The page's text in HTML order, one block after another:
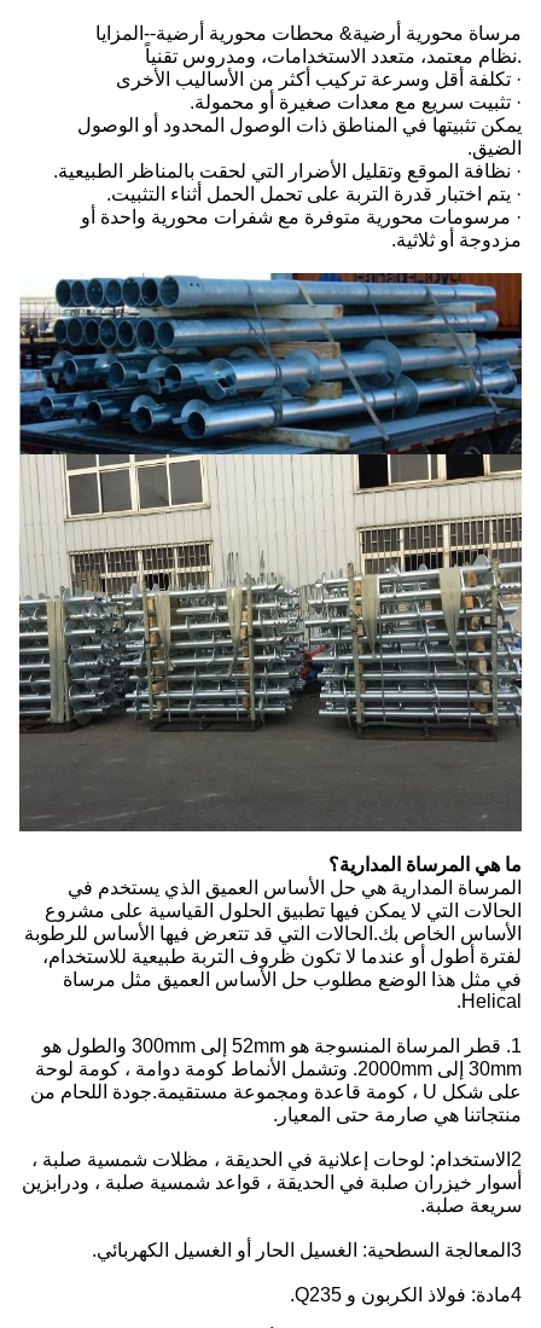
مرساة محورية أرضية& محطات محورية أرضية--المزايا
.نظام معتمد، متعدد الاستخدامات، ومدروس تقنياً
· تكلفة أقل وسرعة تركيب أكثر من الأساليب الأخرى
· تثبيت سريع مع معدات صغيرة أو محمولة.
يمكن تثبيتها في المناطق ذات الوصول المحدود أو الوصول
الضيق.
· نظافة الموقع وتقليل الأضرار التي لحقت بالمناظر الطبيعية.
· يتم اختبار قدرة التربة على تحمل الحمل أثناء التثبيت.
· مرسومات محورية متوفرة مع شفرات محورية واحدة أو
مزدوجة أو ثلاثية.
ما هي المرساة المدارية؟
المرساة المدارية هي حل الأساس العميق الذي يستخدم في
الحالات التي لا يمكن فيها تطبيق الحلول القياسية على مشروع
الأساس الخاص بك.الحالات التي قد تتعرض فيها الأساس للرطوبة
لفترة أطول أو عندما لا تكون ظروف التربة طبيعية للاستخدام،
في مثل هذا الوضع مطلوب حل الأساس العميق مثل مرساة
Helical.
1. قطر المرساة المنسوجة هو 52mm إلى 300mm والطول هو
30mm إلى 2000mm. وتشمل الأنماط كومة دوامة ، كومة لوحة
على شكل U ، كومة قاعدة ومجموعة مستقيمة.جودة اللحام من
منتجاتنا هي صارمة حتى المعيار.
2الاستخدام: لوحات إعلانية في الحديقة ، مظلات شمسية صلبة ،
أسوار خيزران صلبة في الحديقة ، قواعد شمسية صلبة ، ودرابزين
سريعة صلبة.
3المعالجة السطحية: الغسيل الحار أو الغسيل الكهربائي.
4مادة: فولاذ الكربون و Q235.